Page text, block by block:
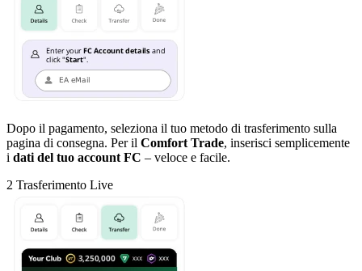
Dopo il pagamento, seleziona il tuo metodo di trasferimento sulla
pagina di consegna. Per il Comfort Trade, inserisci semplicemente
i dati del tuo account FC – veloce e facile.
2 Trasferimento Live